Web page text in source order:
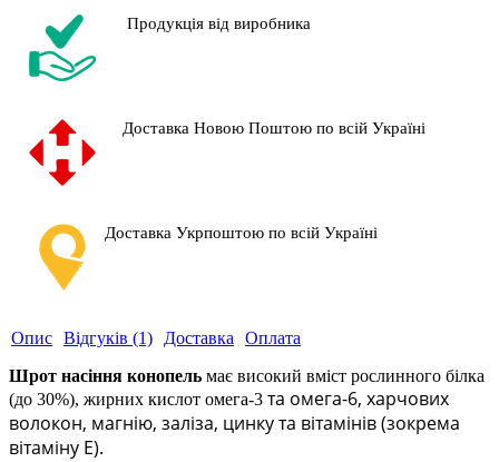
Продукція від виробника
Доставка Новою Поштою по всій Україні
Доставка Укрпоштою по всій Україні
Опис Відгуків (1) Доставка
Оплата
Шрот насіння конопель має високий вміст рослинного білка
(до 30%), жирних кислот омега-3 та омега-6, харчових
волокон, магнію, заліза, цинку та вітамінів (зокрема
вітаміну Е).